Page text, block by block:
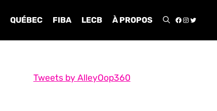
QUÉBEC FIBA LECB À PROPOS
Tweets by AlleyOop360